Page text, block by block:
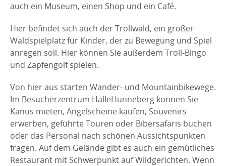
auch ein Museum, einen Shop und ein Café.
Hier befindet sich auch der Trollwald, ein großer
Waldspielplatz für Kinder, der zu Bewegung und Spiel
anregen soll. Hier können Sie außerdem Troll-Bingo
und Zapfengolf spielen.
Von hier aus starten Wander- und Mountainbikewege.
Im Besucherzentrum HalleHunneberg können Sie
Kanus mieten, Angelscheine kaufen, Souvenirs
erwerben, geführte Touren oder Bibersafaris buchen
oder das Personal nach schönen Aussichtspunkten
fragen. Auf dem Gelände gibt es auch ein gemütliches
Restaurant mit Schwerpunkt auf Wildgerichten. Wenn